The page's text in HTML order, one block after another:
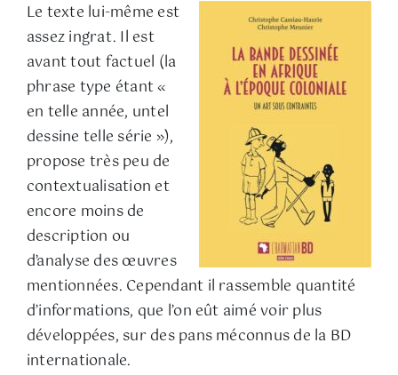
Le texte lui-même est
assez ingrat. Il est
avant tout factuel (la
phrase type étant «
en telle année, untel
dessine telle série »),
propose très peu de
contextualisation et
encore moins de
description ou
d’analyse des œuvres
mentionnées. Cependant il rassemble quantité
d’informations, que l’on eût aimé voir plus
développées, sur des pans méconnus de la BD
internationale.